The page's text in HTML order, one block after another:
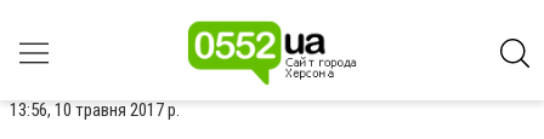
13:56, 10 травня 2017 р.